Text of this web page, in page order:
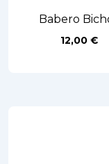
Babero
12,00 €